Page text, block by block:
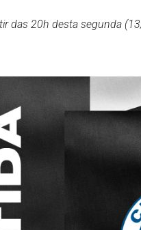
das 20h desta segunda